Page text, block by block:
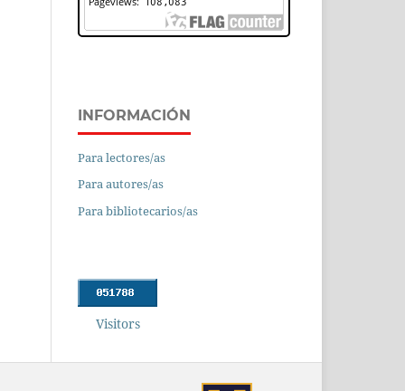
INFORMACIÓN
Para lectores/as
Para autores/as
Para bibliotecarios/as
Visitors